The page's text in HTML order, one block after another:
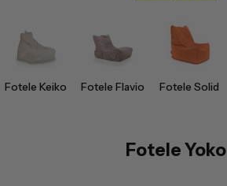
Fotele Keiko Fotele Flavio Fotele Solid
Fotele Yoko